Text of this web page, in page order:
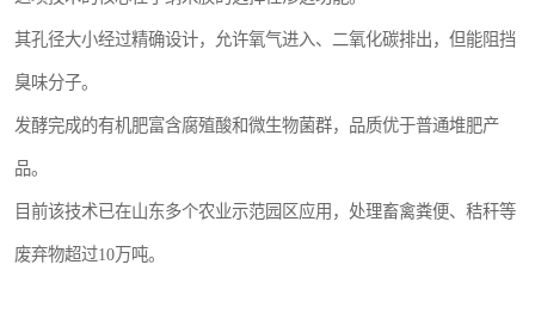
其孔径大小经过精确设计，允许氧气进入、二氧化碳排出，但能阻挡
臭味分子。
发酵完成的有机肥富含腐殖酸和微生物菌群，品质优于普通堆肥产
品。
目前该技术已在山东多个农业示范园区应用，处理畜禽粪便、秸秆等
废弃物超过10万吨。